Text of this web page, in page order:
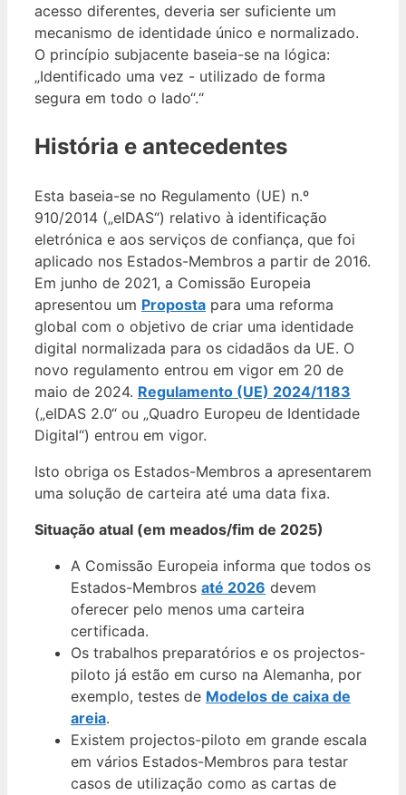
acesso diferentes, deveria ser suficiente um
mecanismo de identidade único e normalizado.
O princípio subjacente baseia-se na lógica:
„Identificado uma vez - utilizado de forma
segura em todo o lado“.“
História e antecedentes
Esta baseia-se no Regulamento (UE) n.º
910/2014 („eIDAS“) relativo à identificação
eletrónica e aos serviços de confiança, que foi
aplicado nos Estados-Membros a partir de 2016.
Em junho de 2021, a Comissão Europeia
apresentou um Proposta para uma reforma
global com o objetivo de criar uma identidade
digital normalizada para os cidadãos da UE. O
novo regulamento entrou em vigor em 20 de
maio de 2024. Regulamento (UE) 2024/1183
(„eIDAS 2.0“ ou „Quadro Europeu de Identidade
Digital“) entrou em vigor.
Isto obriga os Estados-Membros a apresentarem
uma solução de carteira até uma data fixa.
Situação atual (em meados/fim de 2025)
A Comissão Europeia informa que todos os
Estados-Membros até 2026 devem
oferecer pelo menos uma carteira
certificada.
Os trabalhos preparatórios e os projectos-
piloto já estão em curso na Alemanha, por
exemplo, testes de Modelos de caixa de
areia.
Existem projectos-piloto em grande escala
em vários Estados-Membros para testar
casos de utilização como as cartas de